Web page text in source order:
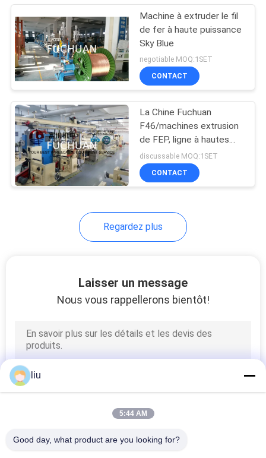
Machine à extruder le fil
de fer à haute puissance
Sky Blue
negotiable MOQ:1SET
CONTACT
La Chine Fuchuan
F46/machines extrusion
de FEP, ligne à hautes
températures
d'extrudeuse
discussable MOQ:1SET
CONTACT
Regardez plus
Laisser un message
Nous vous rappellerons bientôt!
liu
5:44 AM
Good day, what product are you looking for?